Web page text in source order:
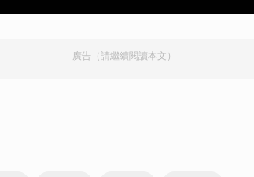
廣告（請繼續閱讀本文）